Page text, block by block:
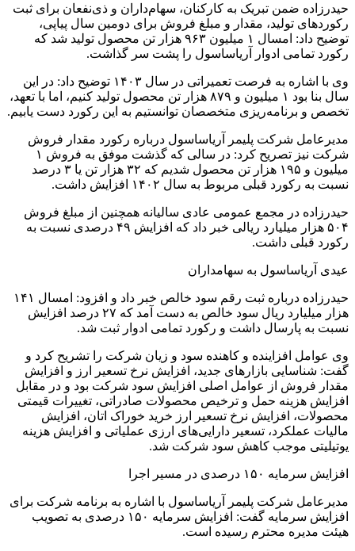
حیدرزاده ضمن تبریک به کارکنان، سهام‌داران و ذی‌نفعان برای ثبت
رکوردهای تولید، مقدار و مبلغ فروش برای دومین سال پیاپی،
توضیح داد: امسال ۱ میلیون ۹۶۳ هزار تن محصول تولید شد که
رکورد تمامی ادوار آریاساسول را پشت سر گذاشت.
وی با اشاره به فرصت تعمیراتی در سال ۱۴۰۳ توضیح داد: در این
سال بنا بود ۱ میلیون و ۸۷۹ هزار تن محصول تولید کنیم، اما با تعهد،
تخصص و برنامه‌ریزی متخصصان توانستیم به این رکورد دست یابیم.
مدیرعامل شرکت پلیمر آریاساسول درباره رکورد مقدار فروش
شرکت نیز تصریح کرد: در سالی که گذشت موفق به فروش ۱
میلیون و ۱۹۵ هزار تن محصول شدیم که ۳۲ هزار تن یا ۳ درصد
نسبت به رکورد قبلی مربوط به سال ۱۴۰۲ افزایش داشت.
حیدرزاده در مجمع عمومی عادی سالیانه همچنین از مبلغ فروش
۵۰۴ هزار میلیارد ریالی خبر داد که افزایش ۴۹ درصدی نسبت به
رکورد قبلی داشت.
عیدی آریاساسول به سهامداران
حیدرزاده درباره ثبت رقم سود خالص خبر داد و افزود: امسال ۱۴۱
هزار میلیارد ریال سود خالص به دست آمد که ۲۷ درصد افزایش
نسبت به پارسال داشت و رکورد تمامی ادوار ثبت شد.
وی عوامل افزاینده و کاهنده سود و زیان شرکت را تشریح کرد و
گفت: شناسایی بازارهای جدید، افزایش نرخ تسعیر ارز و افزایش
مقدار فروش از عوامل اصلی افزایش سود شرکت بود و در مقابل
افزایش هزینه حمل و ترخیص محصولات صادراتی، تغییرات قیمتی
محصولات، افزایش نرخ تسعیر ارز خرید خوراک اتان، افزایش
مالیات عملکرد، تسعیر دارایی‌های ارزی عملیاتی و افزایش هزینه
یوتیلیتی موجب کاهش سود شرکت شد.
افزایش سرمایه ۱۵۰ درصدی در مسیر اجرا
مدیرعامل شرکت پلیمر آریاساسول با اشاره به برنامه‌ شرکت برای
افزایش سرمایه گفت: افزایش سرمایه ۱۵۰ درصدی به تصویب
هیئت مدیره محترم رسیده است.